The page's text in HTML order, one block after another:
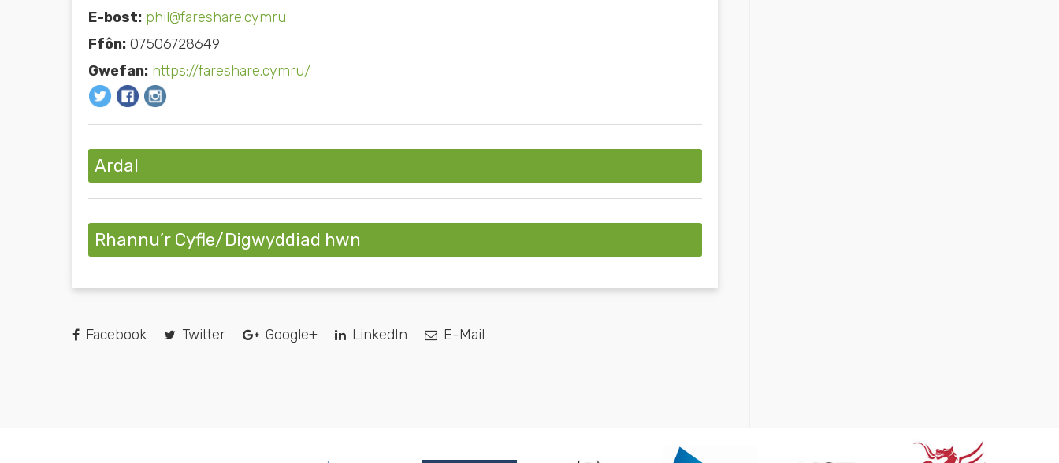
E-bost: phil@fareshare.cymru
Ffôn: 07506728649
Gwefan: https://fareshare.cymru/
Ardal
Rhannu’r Cyfle/Digwyddiad hwn
Facebook Twitter Google+ LinkedIn E-Mail